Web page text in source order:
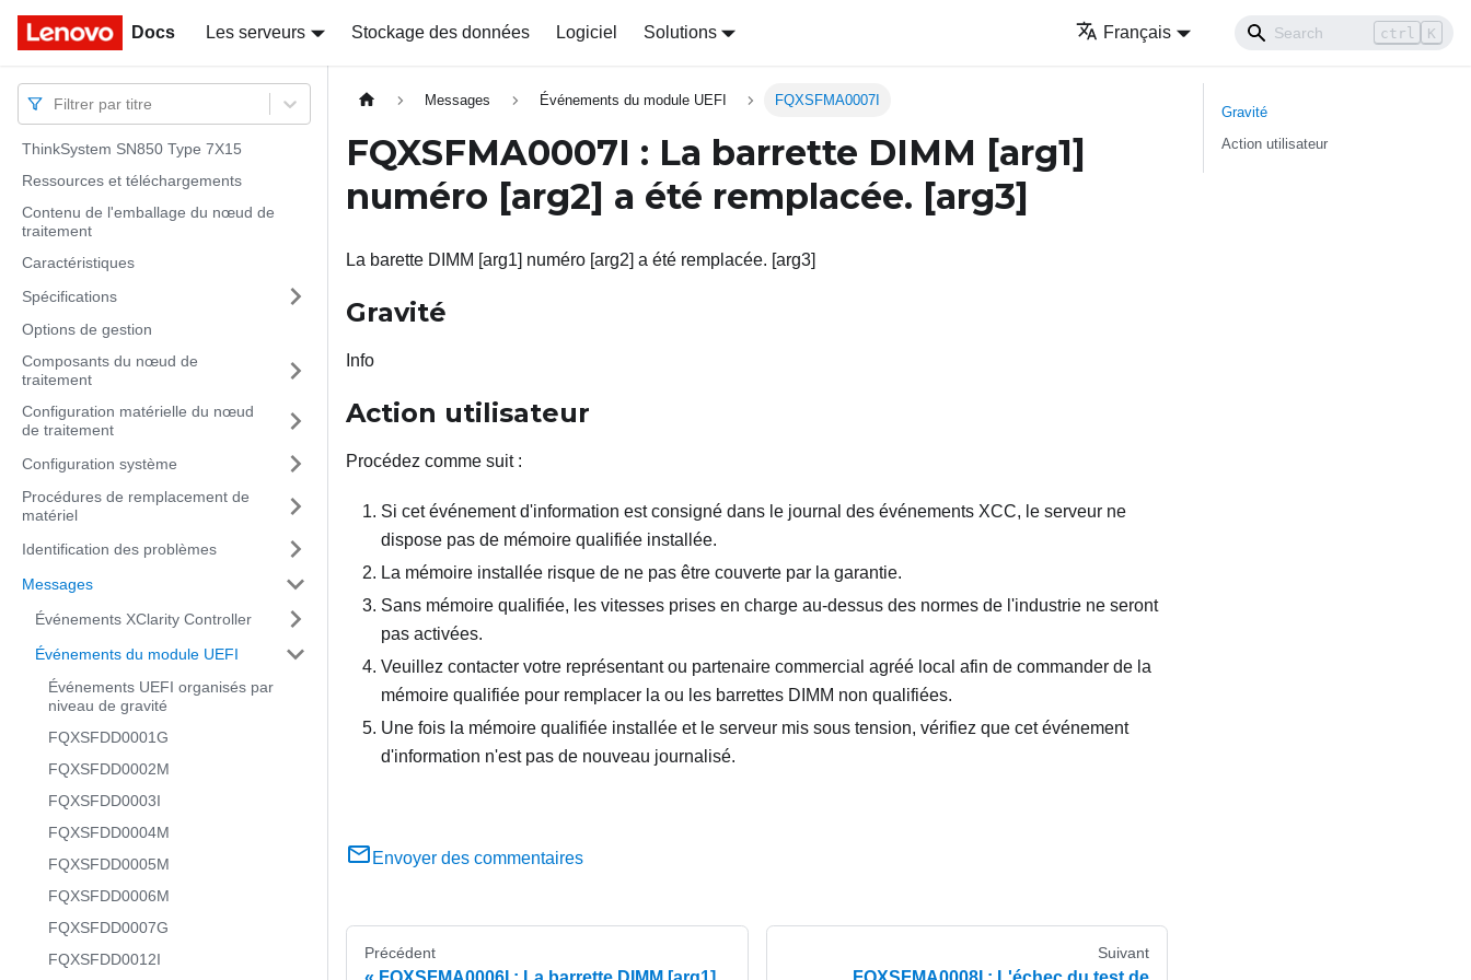
Docs Les serveurs Stockage des données Logiciel Solutions Français ctrl K
Docs
Filtrer par titre
ThinkSystem SN850 Type 7X15
Ressources et téléchargements
Contenu de l'emballage du nœud de
traitement
Caractéristiques
Spécifications
Options de gestion
Composants du nœud de
traitement
Configuration matérielle du nœud
de traitement
Configuration système
Procédures de remplacement de
matériel
Identification des problèmes
Messages
Événements XClarity Controller
Événements du module UEFI
Événements UEFI organisés par
niveau de gravité
FQXSFDD0001G
FQXSFDD0002M
FQXSFDD0003I
FQXSFDD0004M
FQXSFDD0005M
FQXSFDD0006M
FQXSFDD0007G
FQXSFDD0012I
Messages Événements du module UEFI FQXSFMA0007I
FQXSFMA0007I : La barrette DIMM [arg1]
numéro [arg2] a été remplacée. [arg3]
La barette DIMM [arg1] numéro [arg2] a été remplacée. [arg3]
Gravité
Info
Action utilisateur
Procédez comme suit :
Si cet événement d'information est consigné dans le journal des événements XCC, le serveur ne
dispose pas de mémoire qualifiée installée.
La mémoire installée risque de ne pas être couverte par la garantie.
Sans mémoire qualifiée, les vitesses prises en charge au-dessus des normes de l'industrie ne seront
pas activées.
Veuillez contacter votre représentant ou partenaire commercial agréé local afin de commander de la
mémoire qualifiée pour remplacer la ou les barrettes DIMM non qualifiées.
Une fois la mémoire qualifiée installée et le serveur mis sous tension, vérifiez que cet événement
d'information n'est pas de nouveau journalisé.
Envoyer des commentaires
Précédent Suivant
Gravité
Action utilisateur